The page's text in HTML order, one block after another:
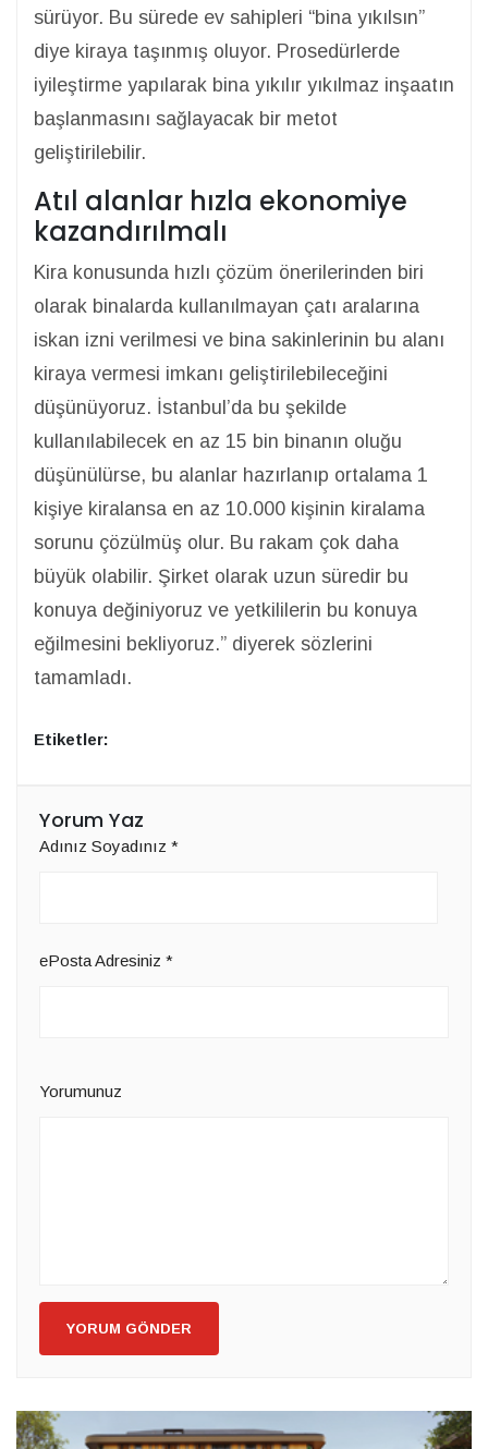
sürüyor. Bu sürede ev sahipleri “bina yıkılsın”
diye kiraya taşınmış oluyor. Prosedürlerde
iyileştirme yapılarak bina yıkılır yıkılmaz inşaatın
başlanmasını sağlayacak bir metot
geliştirilebilir.
Atıl alanlar hızla ekonomiye
kazandırılmalı
Kira konusunda hızlı çözüm önerilerinden biri
olarak binalarda kullanılmayan çatı aralarına
iskan izni verilmesi ve bina sakinlerinin bu alanı
kiraya vermesi imkanı geliştirilebileceğini
düşünüyoruz. İstanbul’da bu şekilde
kullanılabilecek en az 15 bin binanın oluğu
düşünülürse, bu alanlar hazırlanıp ortalama 1
kişiye kiralansa en az 10.000 kişinin kiralama
sorunu çözülmüş olur. Bu rakam çok daha
büyük olabilir. Şirket olarak uzun süredir bu
konuya değiniyoruz ve yetkililerin bu konuya
eğilmesini bekliyoruz.” diyerek sözlerini
tamamladı.
Etiketler:
Yorum Yaz
Adınız Soyadınız *
ePosta Adresiniz *
Yorumunuz
YORUM GÖNDER